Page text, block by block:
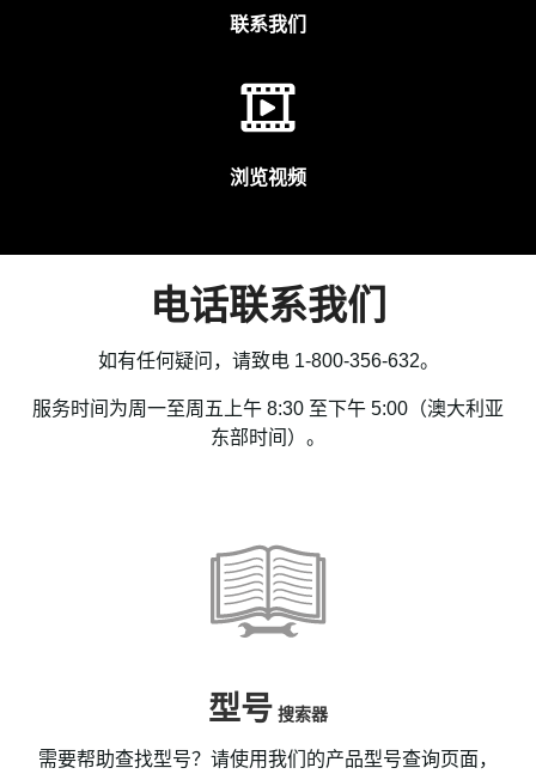
联系我们
浏览视频
电话联系我们
如有任何疑问，请致电 1-800-356-632。
服务时间为周一至周五上午 8:30 至下午 5:00（澳大利亚
东部时间）。
型号 搜索器
需要帮助查找型号？请使用我们的产品型号查询页面，